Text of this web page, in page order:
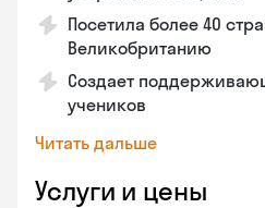
Посетила более 40
Великобританию
Создает
учеников
Читать дальше
Услуги и цены